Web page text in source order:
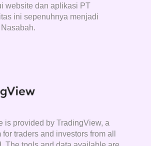
website dan aplikasi PT
ini sepenuhnya menjadi
is provided by TradingView, a
traders and investors from all